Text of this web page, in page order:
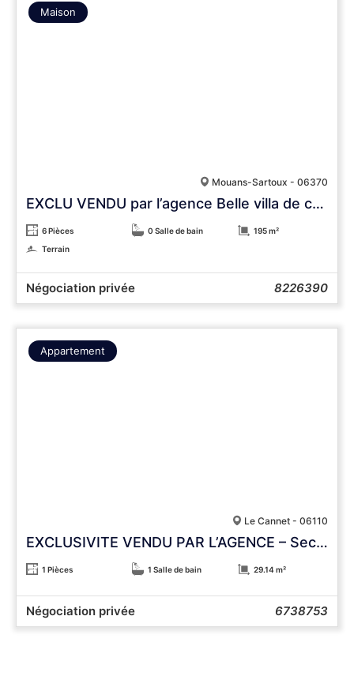
Maison
Mouans-Sartoux - 06370
EXCLU VENDU par l’agence Belle villa de charme proche Golf et village
6 Pièces 0 Salle de bain
195 m²
Terrain
Négociation privée 8226390
Appartement
Le Cannet - 06110
EXCLUSIVITE VENDU PAR L’AGENCE – Secteur Carnot au calme
1 Pièces 1 Salle de bain 29.14 m²
Négociation privée 6738753